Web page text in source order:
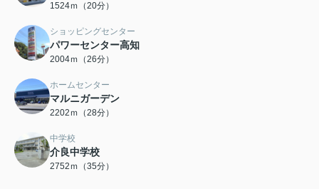
1524ｍ（20分）
ショッピングセンター
パワーセンター高知
2004ｍ（26分）
ホームセンター
マルニガーデン
2202ｍ（28分）
中学校
介良中学校
2752ｍ（35分）